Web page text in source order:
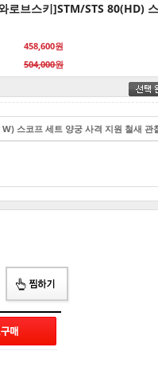
로브스키]STM/STS 80(HD) 스
458,600원
504,000원
스코프 세트 양궁 사격 지원 철새 관